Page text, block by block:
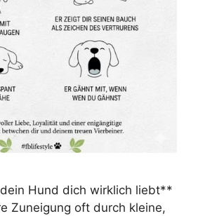
Hund dich wirklich liebt**
Zuneigung oft durch kleine,